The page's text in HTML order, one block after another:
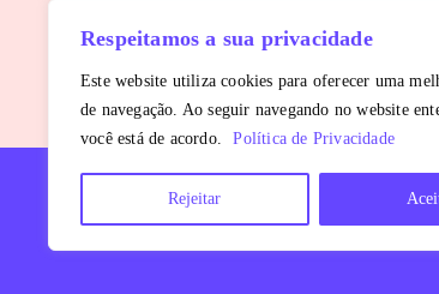
Respeitamos a sua privacidade
Este website utiliza cookies para oferecer uma
de navegação. Ao seguir navegando no website
você está de acordo.
Política de Privacidade
Rejeitar
contato@sopaalternativa.com.br
SAIBA MAIS
É proibida a reprodução, total ou parcial, do conteúdo